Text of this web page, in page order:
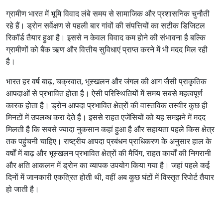
ग्रामीण भारत में भूमि विवाद लंबे समय से सामाजिक और प्रशासनिक चुनौती
रहे हैं। ड्रोन सर्वेक्षण से पहली बार गांवों की संपत्तियों का सटीक डिजिटल
रिकॉर्ड तैयार हुआ है। इससे न केवल विवाद कम होने की संभावना है बल्कि
ग्रामीणों को बैंक ऋण और वित्तीय सुविधाएं प्राप्त करने में भी मदद मिल रही
है।
भारत हर वर्ष बाढ़, चक्रवात, भूस्खलन और जंगल की आग जैसी प्राकृतिक
आपदाओं से प्रभावित होता है। ऐसी परिस्थितियों में समय सबसे महत्वपूर्ण
कारक होता है। ड्रोन आपदा प्रभावित क्षेत्रों की वास्तविक तस्वीर कुछ ही
मिनटों में उपलब्ध करा देते हैं। इससे राहत एजेंसियों को यह समझने में मदद
मिलती है कि सबसे ज्यादा नुकसान कहां हुआ है और सहायता पहले किस क्षेत्र
तक पहुंचनी चाहिए। राष्ट्रीय आपदा प्रबंधन प्राधिकरण के अनुसार हाल के
वर्षों में बाढ़ और भूस्खलन प्रभावित क्षेत्रों की मैपिंग, राहत कार्यों की निगरानी
और क्षति आकलन में ड्रोन का व्यापक उपयोग किया गया है। जहां पहले कई
दिनों में जानकारी एकत्रित होती थी, वहीं अब कुछ घंटों में विस्तृत रिपोर्ट तैयार
हो जाती है।